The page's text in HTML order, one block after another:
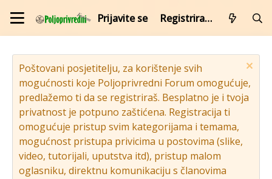
Prijavite se Registrirajte se
Poštovani posjetitelju, za korištenje svih
mogućnosti koje Poljoprivredni Forum omogućuje,
predlažemo ti da se registriraš. Besplatno je i tvoja
privatnost je potpuno zaštićena. Registracija ti
omogućuje pristup svim kategorijama i temama,
mogućnost pristupa privicima u postovima (slike,
video, tutorijali, uputstva itd), pristup malom
oglasniku, direktnu komunikaciju s članovima